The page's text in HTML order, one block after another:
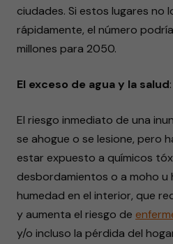
ciudades. Si estos lugares no
rápidamente, el número
millones para 2050.
El exceso de agua y la salud:
El riesgo inmediato de una
se ahogue o se lesione, pero
estar expuesto a químicos
desbordamientos o a moho u
humedad en el interior, que
y aumenta el riesgo de
y/o incluso la pérdida del